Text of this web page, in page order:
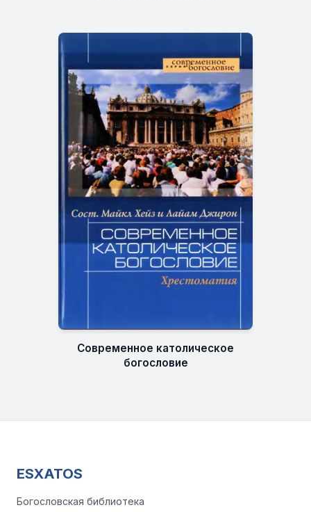
Современное католическое
богословие
ESXATOS
Богословская библиотека